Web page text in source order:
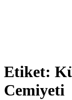
Etiket:
Cemiyeti